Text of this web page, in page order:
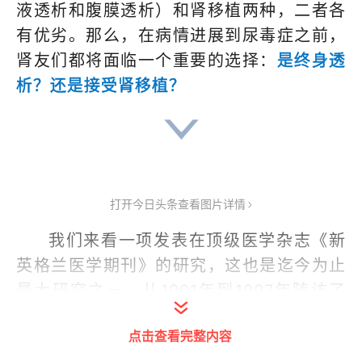
液透析和腹膜透析）和肾移植两种，二者各
有优劣。那么，在病情进展到尿毒症之前，
肾友们都将面临一个重要的选择： 是终身透
析？还是接受肾移植？
打开今日头条查看图片详情
我们来看一项发表在顶级医学杂志《新
英格兰医学期刊》的研究，这也是迄今为止
23万尿毒症患者，其中只有2万3千人进行
点击查看完整内容